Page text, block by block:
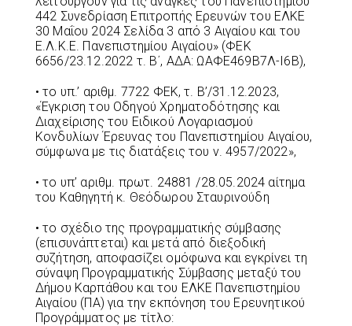
442 Συνεδρίαση Επιτροπής Ερευνών του ΕΛΚΕ
30 Μαΐου 2024 Σελίδα 3 από 3 Αιγαίου και του
Ε.Λ.Κ.Ε. Πανεπιστημίου Αιγαίου» (ΦΕΚ
6656/23.12.2022 τ. Β΄, ΑΔΑ: ΩΑΦΕ469Β7Λ-Ι6Β),
• το υπ.’ αριθμ. 7722 ΦΕΚ, τ. Β’/31.12.2023,
«Έγκριση του Οδηγού Χρηματοδότησης και
Διαχείρισης του Ειδικού Λογαριασμού
Κονδυλίων Έρευνας του Πανεπιστημίου Αιγαίου,
σύμφωνα με τις διατάξεις του ν. 4957/2022»,
• το υπ’ αριθμ. πρωτ. 24881 /28.05.2024 αίτημα
του Καθηγητή κ. Θεόδωρου Σταυρινούδη
• το σχέδιο της προγραμματικής σύμβασης
(επισυνάπτεται) και μετά από διεξοδική
συζήτηση, αποφασίζει ομόφωνα και εγκρίνει τη
σύναψη Προγραμματικής Σύμβασης μεταξύ του
Δήμου Καρπάθου και του ΕΛΚΕ Πανεπιστημίου
Αιγαίου (ΠΑ) για την εκπόνηση του Ερευνητικού
Προγράμματος με τίτλο: